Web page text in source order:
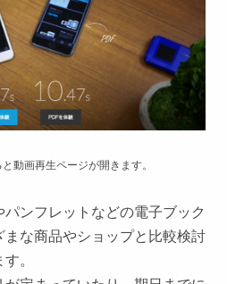
動画再生ページが開きます。
ンフレットなどの電子ブック
まな商品やショップと比較検討
。